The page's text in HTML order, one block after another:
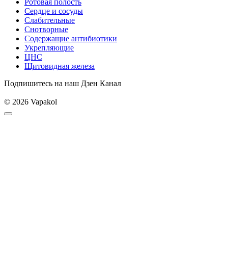
Ротовая полость
Сердце и сосуды
Слабительные
Снотворные
Содержащие антибиотики
Укрепляющие
ЦНС
Щитовидная железа
Подпишитесь на наш Дзен Канал
© 2026 Vapakol